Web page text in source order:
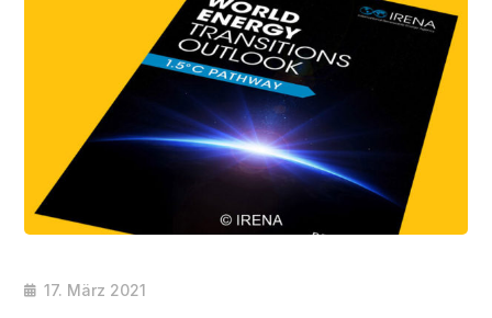
17. März 2021